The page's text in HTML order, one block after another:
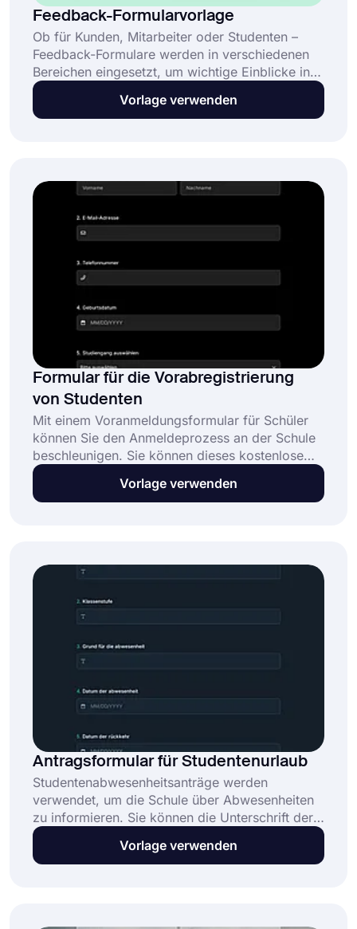
Feedback-Formularvorlage
Ob für Kunden, Mitarbeiter oder Studenten –
Feedback-Formulare werden in verschiedenen
Bereichen eingesetzt, um wichtige Einblicke in
die Gedanken und die Zufriedenheit der
Befragten zu gewinnen. Dieses kostenlose und
Vorlage verwenden
Formular für die Vorabregistrierung
von Studenten
Mit einem Voranmeldungsformular für Schüler
können Sie den Anmeldeprozess an der Schule
beschleunigen. Sie können dieses kostenlose
Voranmeldungsformular für Schüler mit
Dutzenden von attraktiven Designs anpassen.
verwenden" zu klicken.
Vorlage verwenden
Antragsformular für Studentenurlaub
Studentenabwesenheitsanträge werden
verwendet, um die Schule über Abwesenheiten
zu informieren. Sie können die Unterschrift der
Eltern einholen, um den Antrag auf Abwesenheit
zu genehmigen. Beginnen Sie noch heute damit,
Vorlage verwenden